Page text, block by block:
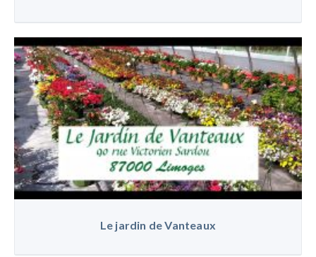
Le jardin de Vanteaux